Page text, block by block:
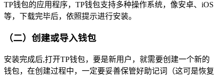
TP钱包的应用程序，TP钱包支持多种操作系统，像安卓、iOS
等，下载完毕后，依照提示进行安装。
（二）创建或导入钱包
安装完成后,打开TP钱包，要是新用户，就需要创建一个新的
钱包，在创建过程中，一定要妥善保管好助记词（这可是恢复